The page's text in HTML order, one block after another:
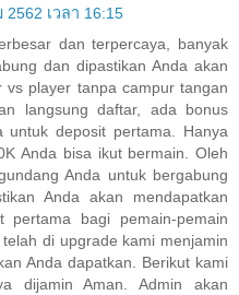
เวลา 16:15
dan terpercaya, banyak
dan dipastikan Anda akan
vs player tanpa campur tangan
langsung daftar, ada bonus
untuk deposit pertama. Hanya
Anda bisa ikut bermain. Oleh
Anda untuk bergabung
Anda akan mendapatkan
pertama bagi pemain-pemain
di upgrade kami menjamin
Anda dapatkan. Berikut kami
dijamin Aman. Admin akan